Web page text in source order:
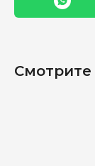
Смотрите